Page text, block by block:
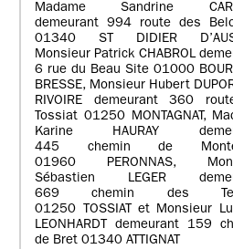
Madame Sandrine
demeurant 994 route des
01340 ST DIDIER
Monsieur Patrick CHABROL
6 rue du Beau Site 01000
BRESSE, Monsieur Hubert
RIVOIRE demeurant 360
Tossiat 01250 MONTAGNAT,
Karine HAURAY
445 chemin de
01960 PERONNAS,
Sébastien LEGER
669 chemin des
01250 TOSSIAT et Monsieur
LEONHARDT demeurant 159
de Bret 01340 ATTIGNAT